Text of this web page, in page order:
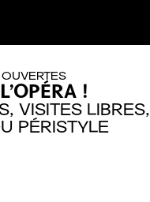
!
VISITES LIBRES,
PÉRISTYLE